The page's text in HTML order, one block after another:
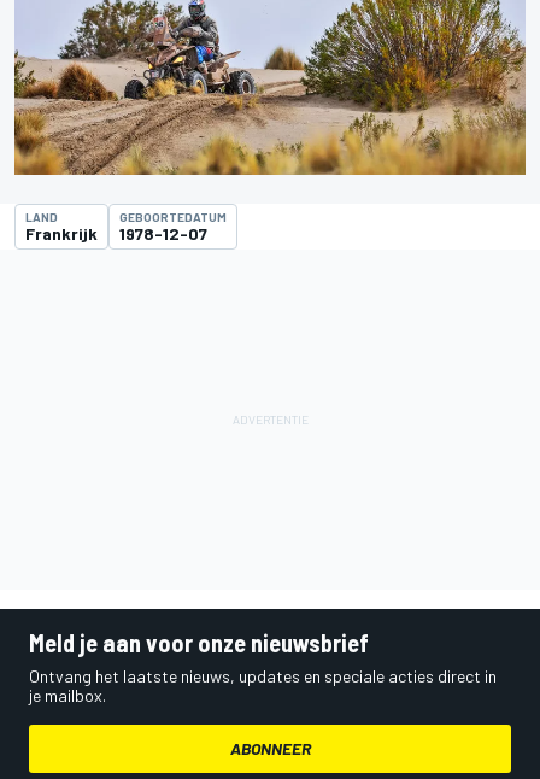
LAND
Frankrijk
GEBOORTEDATUM
1978-12-07
Meld je aan voor onze nieuwsbrief
Ontvang het laatste nieuws, updates en speciale acties direct in
je mailbox.
ABONNEER